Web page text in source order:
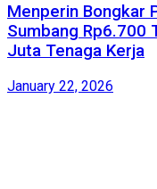
Menperin Bongkar
Sumbang Rp6.700
Juta Tenaga Kerja
January 22, 2026